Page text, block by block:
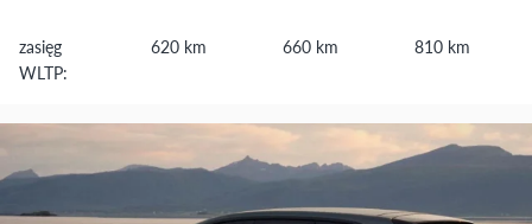
zasięg
WLTP:
620 km 660 km 810 km